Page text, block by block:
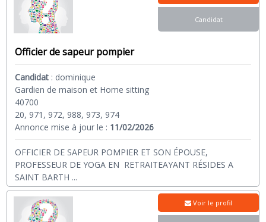
Officier de sapeur pompier
Candidat : dominique
Gardien de maison et Home sitting
40700
20, 971, 972, 988, 973, 974
Annonce mise à jour le : 11/02/2026
OFFICIER DE SAPEUR POMPIER ET SON ÉPOUSE,
PROFESSEUR DE YOGA EN RETRAITEAYANT RÉSIDES A
SAINT BARTH ...
Candidat
Voir le profil